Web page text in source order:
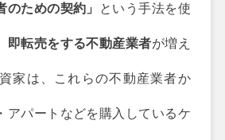
のための契約」
という手法を使
即転売をする不動産業者が増え
家は、これらの不動産業者か
アパートなどを購入しているケ